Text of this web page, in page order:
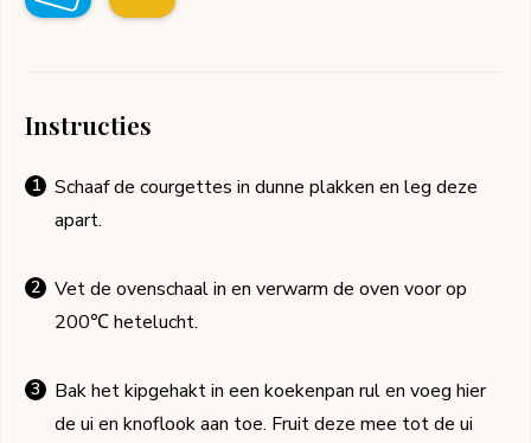
Instructies
Schaaf de courgettes in dunne plakken en leg deze
apart.
Vet de ovenschaal in en verwarm de oven voor op
200℃ hetelucht.
Bak het kipgehakt in een koekenpan rul en voeg hier
de ui en knoflook aan toe. Fruit deze mee tot de ui